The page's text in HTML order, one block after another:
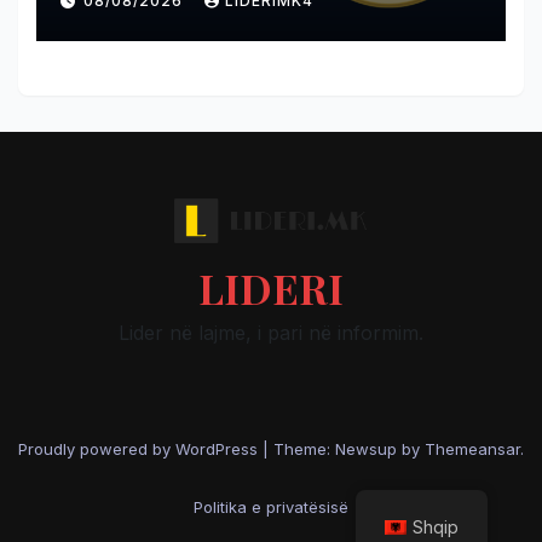
LIDERI
Lider në lajme, i pari në informim.
Proudly powered by WordPress Theme: Newsup by Themeansar.
Politika e privatësisë
Shqip